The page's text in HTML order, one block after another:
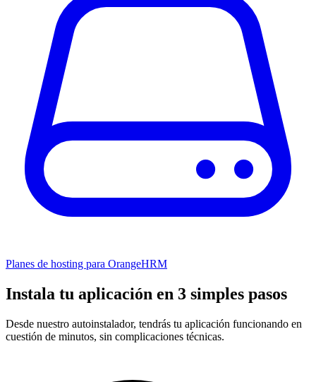
Planes de hosting para OrangeHRM
Instala tu aplicación en 3 simples pasos
Desde nuestro autoinstalador, tendrás tu aplicación funcionando en
cuestión de minutos, sin complicaciones técnicas.